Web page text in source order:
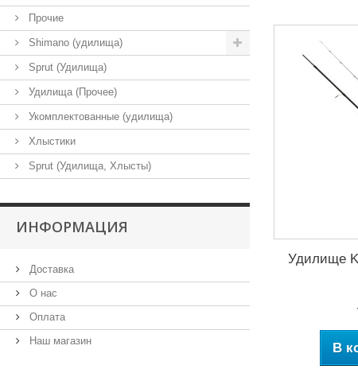
Прочие
Shimano (удилища)
Sprut (Удилища)
Удилища (Прочее)
Укомплектованные (удилища)
Хлыстики
Sprut (Удилища, Хлысты)
ИНФОРМАЦИЯ
Доставка
О нас
Оплата
Наш магазин
Удилище
В